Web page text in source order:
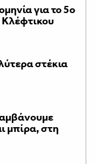
για το 5ο
στέκια
μπίρα, στη